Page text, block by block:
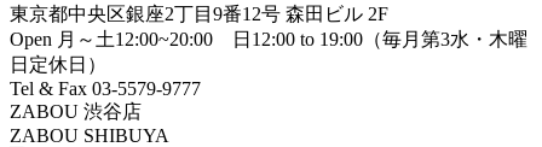
東京都中央区銀座2丁目9番12号 森田ビル 2F
Open 月～土12:00~20:00 日12:00 to 19:00（毎月第3水・木曜
日定休日）
Tel & Fax 03-5579-9777
ZABOU 渋谷店
ZABOU SHIBUYA